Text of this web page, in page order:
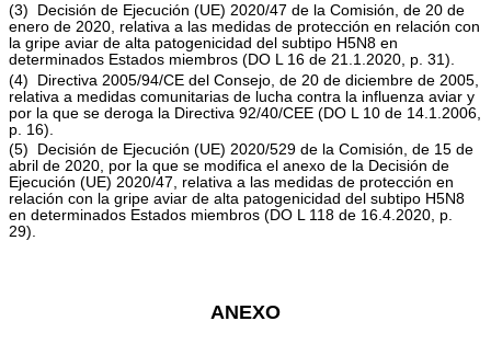
(3) Decisión de Ejecución (UE) 2020/47 de la Comisión, de 20 de
enero de 2020, relativa a las medidas de protección en relación con
la gripe aviar de alta patogenicidad del subtipo H5N8 en
determinados Estados miembros (DO L 16 de 21.1.2020, p. 31).
(4) Directiva 2005/94/CE del Consejo, de 20 de diciembre de 2005,
relativa a medidas comunitarias de lucha contra la influenza aviar y
por la que se deroga la Directiva 92/40/CEE (DO L 10 de 14.1.2006,
p. 16).
(5) Decisión de Ejecución (UE) 2020/529 de la Comisión, de 15 de
abril de 2020, por la que se modifica el anexo de la Decisión de
Ejecución (UE) 2020/47, relativa a las medidas de protección en
relación con la gripe aviar de alta patogenicidad del subtipo H5N8
en determinados Estados miembros (DO L 118 de 16.4.2020, p.
29).
ANEXO